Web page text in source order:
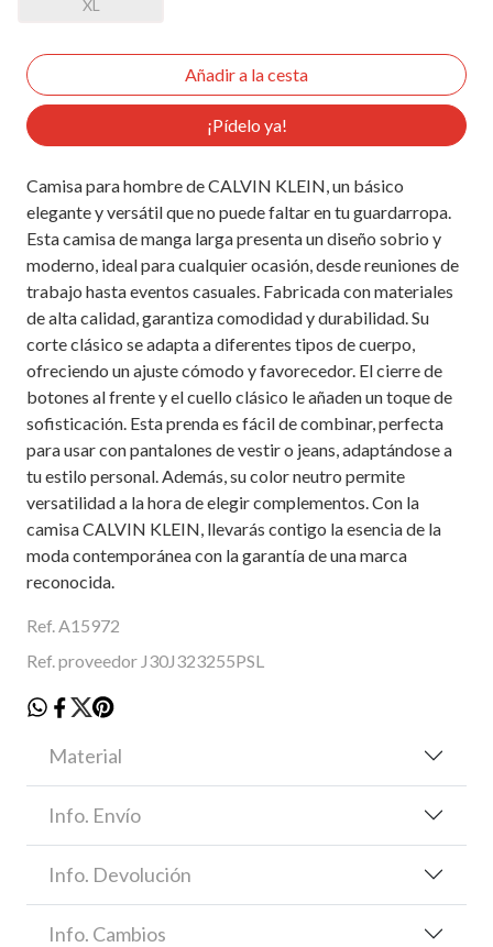
XL
¡Pídelo ya!
Camisa para hombre de CALVIN KLEIN, un básico
elegante y versátil que no puede faltar en tu guardarropa.
Esta camisa de manga larga presenta un diseño sobrio y
moderno, ideal para cualquier ocasión, desde reuniones de
trabajo hasta eventos casuales. Fabricada con materiales
de alta calidad, garantiza comodidad y durabilidad. Su
corte clásico se adapta a diferentes tipos de cuerpo,
ofreciendo un ajuste cómodo y favorecedor. El cierre de
botones al frente y el cuello clásico le añaden un toque de
sofisticación. Esta prenda es fácil de combinar, perfecta
para usar con pantalones de vestir o jeans, adaptándose a
tu estilo personal. Además, su color neutro permite
versatilidad a la hora de elegir complementos. Con la
camisa CALVIN KLEIN, llevarás contigo la esencia de la
moda contemporánea con la garantía de una marca
reconocida.
Ref. A15972
Ref. proveedor J30J323255PSL
Material
Info. Envío
Info. Devolución
Info. Cambios